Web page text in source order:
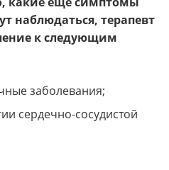
наблюдаться, терапевт
к следующим
заболевания;
сердечно-сосудистой